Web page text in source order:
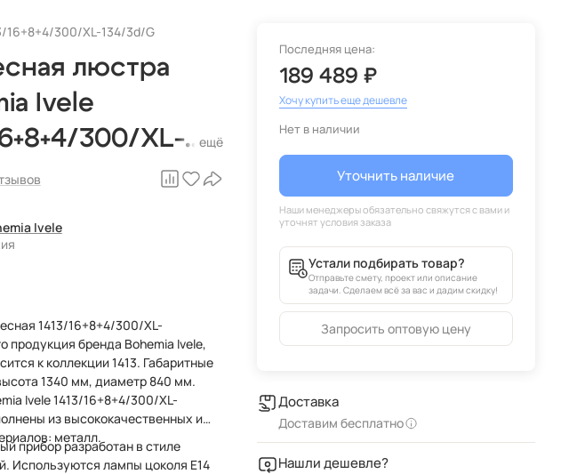
16+8+4/300/XL-134/3d/G
люстра
Ivele
300/XL-
G
Ivele
1413/16+8+4/300/XL-
продукция бренда Bohemia Ivele,
к коллекции 1413. Габаритные
Ivele 1413/16+8+4/300/XL-
из высококачественных и
металл.
прибор разработан в стиле
Используются лампы цоколя E14
Последняя цена:
189 489 ₽
Хочу купить еще дешевле
Нет в наличии
Уточнить наличие
Устали подбирать товар?
Отправьте смету, проект или описание
задачи. Сделаем всё за вас и дадим скидку!
Запросить оптовую цену
Доставка
Доставим бесплатно
Нашли дешевле?